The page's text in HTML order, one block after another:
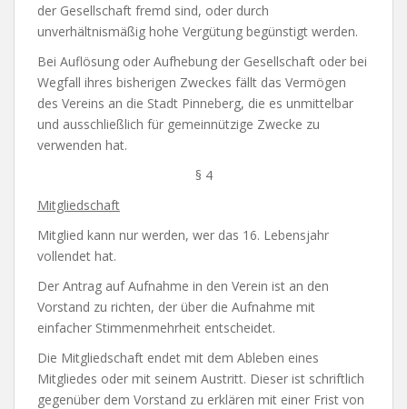
der Gesellschaft fremd sind, oder durch
unverhältnismäßig hohe Vergütung begünstigt werden.
Bei Auflösung oder Aufhebung der Gesellschaft oder bei
Wegfall ihres bisherigen Zweckes fällt das Vermögen
des Vereins an die Stadt Pinneberg, die es unmittelbar
und ausschließlich für gemeinnützige Zwecke zu
verwenden hat.
§ 4
Mitgliedschaft
Mitglied kann nur werden, wer das 16. Lebensjahr
vollendet hat.
Der Antrag auf Aufnahme in den Verein ist an den
Vorstand zu richten, der über die Aufnahme mit
einfacher Stimmenmehrheit entscheidet.
Die Mitgliedschaft endet mit dem Ableben eines
Mitgliedes oder mit seinem Austritt. Dieser ist schriftlich
gegenüber dem Vorstand zu erklären mit einer Frist von